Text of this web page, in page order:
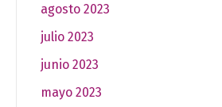
agosto 2023
julio 2023
junio 2023
mayo 2023